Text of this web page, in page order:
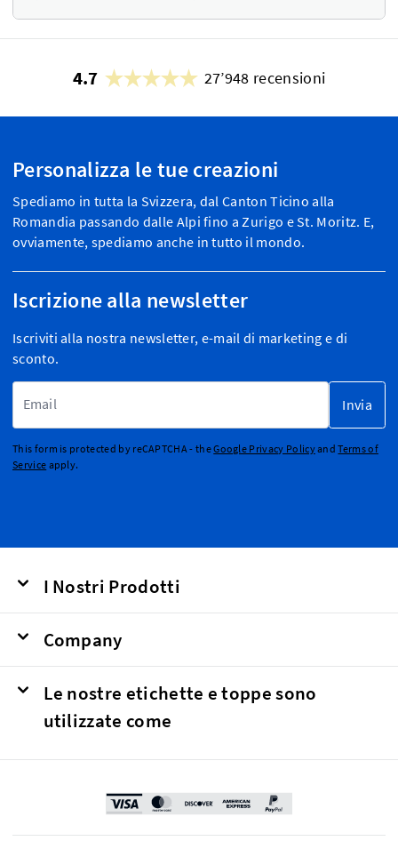
4.7 27’948 recensioni
Personalizza le tue creazioni
Spediamo in tutta la Svizzera, dal Canton Ticino alla
Romandia passando dalle Alpi fino a Zurigo e St. Moritz. E,
ovviamente, spediamo anche in tutto il mondo.
Iscrizione alla newsletter
Iscriviti alla nostra newsletter, e-mail di marketing e di
sconto.
Invia
This form is protected by reCAPTCHA - theGoogle Privacy PolicyandTerms of
Service apply.
I Nostri Prodotti
Company
Le nostre etichette e toppe sono
utilizzate come